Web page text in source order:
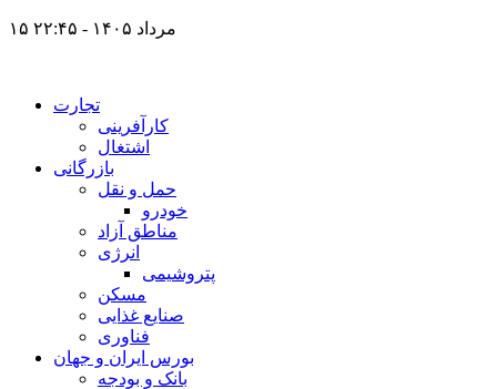
۱۵ مرداد ۱۴۰۵ - ۲۲:۴۵
تجارت
کارآفرینی
اشتغال
بازرگانی
حمل و نقل
خودرو
مناطق آزاد
انرژی
پتروشیمی
مسکن
صنایع غذایی
فناوری
بورس ایران و جهان
بانک و بودجه